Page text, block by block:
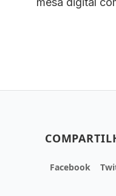
Facebook